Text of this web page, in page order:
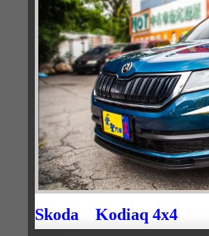
Skoda Kodiaq 4x4